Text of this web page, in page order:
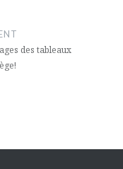
des tableaux